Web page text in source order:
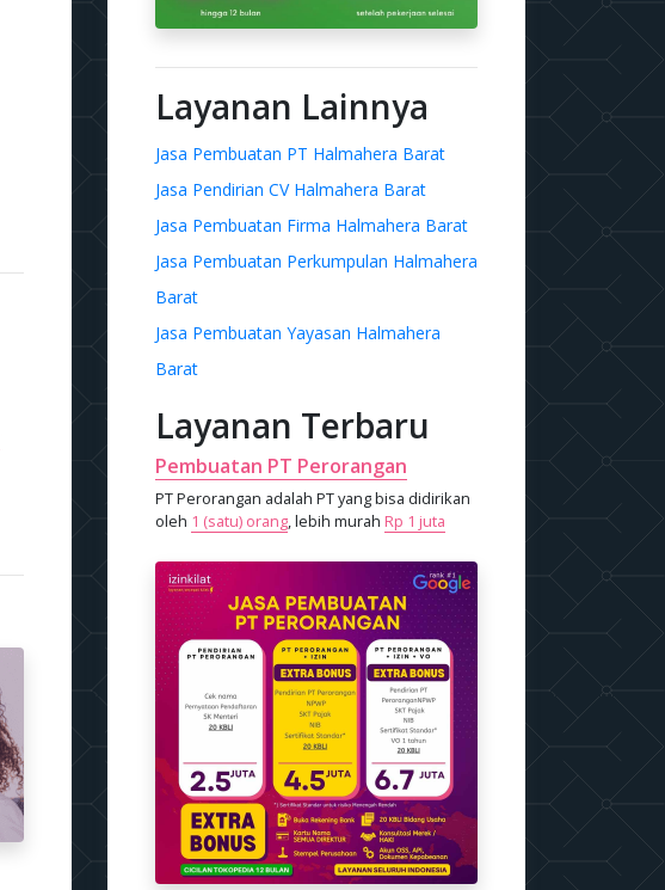
Layanan Lainnya
Jasa Pembuatan PT Halmahera Barat
Jasa Pendirian CV Halmahera Barat
Jasa Pembuatan Firma Halmahera Barat
Jasa Pembuatan Perkumpulan Halmahera
Barat
Jasa Pembuatan Yayasan Halmahera
Barat
Layanan Terbaru
Pembuatan PT Perorangan
PT Perorangan adalah PT yang bisa didirikan
oleh 1 (satu) orang, lebih murah Rp 1 juta